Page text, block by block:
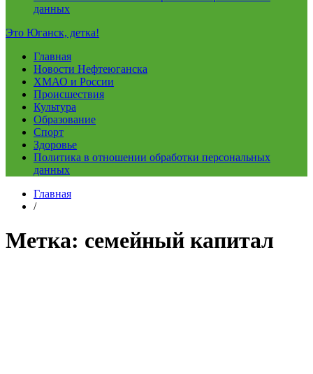
данных
Это Юганск, детка!
Главная
Новости Нефтеюганска
ХМАО и России
Происшествия
Культура
Образование
Спорт
Здоровье
Политика в отношении обработки персональных
данных
Главная
/
Метка: семейный капитал